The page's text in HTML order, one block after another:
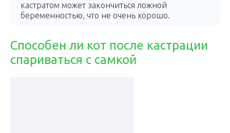
кастратом может закончиться ложной
беременностью, что не очень хорошо.
Способен ли кот после кастрации
спариваться с самкой